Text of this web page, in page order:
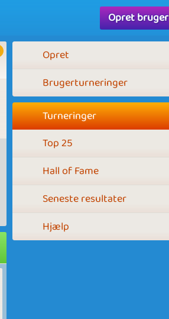
Opret bruger
Opret
Brugerturneringer
Turneringer
Top 25
Hall of Fame
Seneste resultater
Hjælp